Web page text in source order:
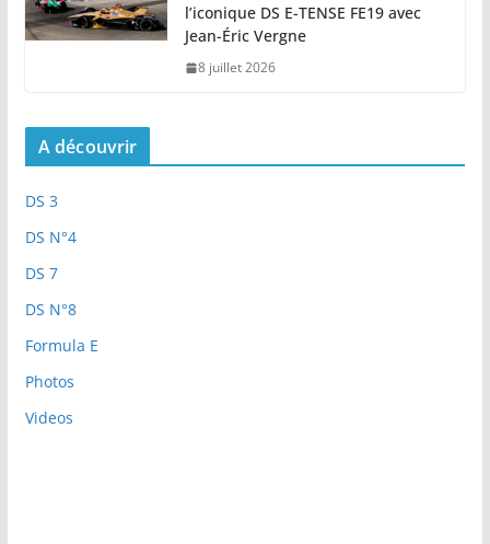
l’iconique DS E-TENSE FE19 avec
Jean-Éric Vergne
8 juillet 2026
A découvrir
DS 3
DS N°4
DS 7
DS N°8
Formula E
Photos
Videos